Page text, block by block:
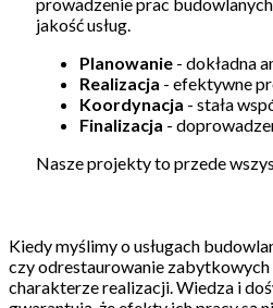
prowadzenie prac
jakość usług.
Planowanie - dokładna
Realizacja - efektywne
Koordynacja - stała
Finalizacja -
Nasze projekty to przede
Kiedy myślimy o usługach
czy odrestaurowanie zabytkowych
charakterze realizacji. Wiedza i